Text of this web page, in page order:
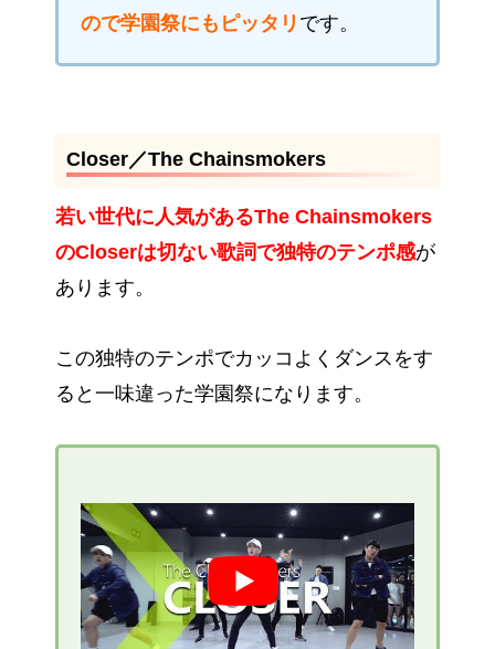
ので学園祭にもピッタリ です。
Closer／The Chainsmokers
若い世代に人気があるThe Chainsmokers
のCloserは切ない歌詞で独特のテンポ感が
あります。
この独特のテンポでカッコよくダンスをす
ると一味違った学園祭になります。